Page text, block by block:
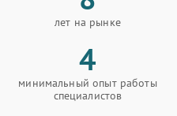
лет на рынке
4
минимальный опыт работы
специалистов